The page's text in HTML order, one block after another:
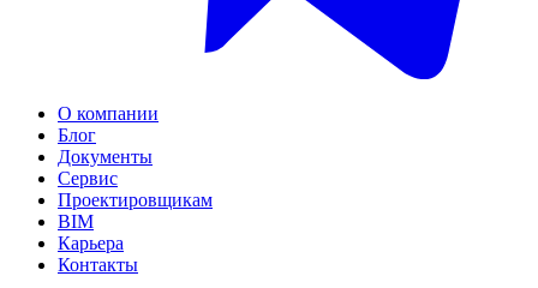
О компании
Блог
Документы
Сервис
Проектировщикам
BIM
Карьера
Контакты